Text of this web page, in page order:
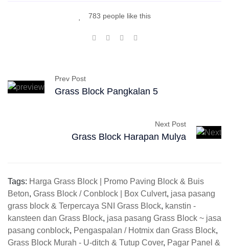
783 people like this
Prev Post
Grass Block Pangkalan 5
Next Post
Grass Block Harapan Mulya
Tags: Harga Grass Block | Promo Paving Block & Buis
Beton, Grass Block / Conblock | Box Culvert, jasa pasang
grass block & Terpercaya SNI Grass Block, kanstin -
kansteen dan Grass Block, jasa pasang Grass Block ~ jasa
pasang conblock, Pengaspalan / Hotmix dan Grass Block,
Grass Block Murah - U-ditch & Tutup Cover, Pagar Panel &